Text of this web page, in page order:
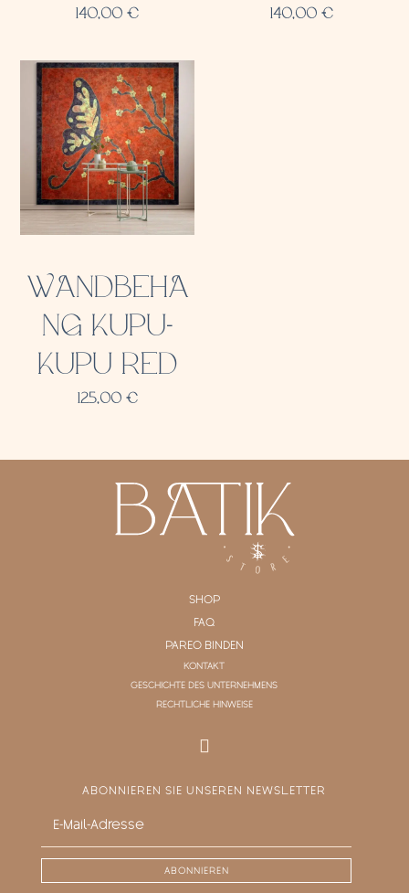
140,00€ 140,00 €
WANDBEHA
NG KUPU-
KUPU RED
125,00 €
SHOP
FAQ
PAREO BINDEN
KONTAKT
GESCHICHTE DES UNTERNEHMENS
RECHTLICHE HINWEISE
ABONNIEREN SIE UNSEREN NEWSLETTER
ABONNIEREN